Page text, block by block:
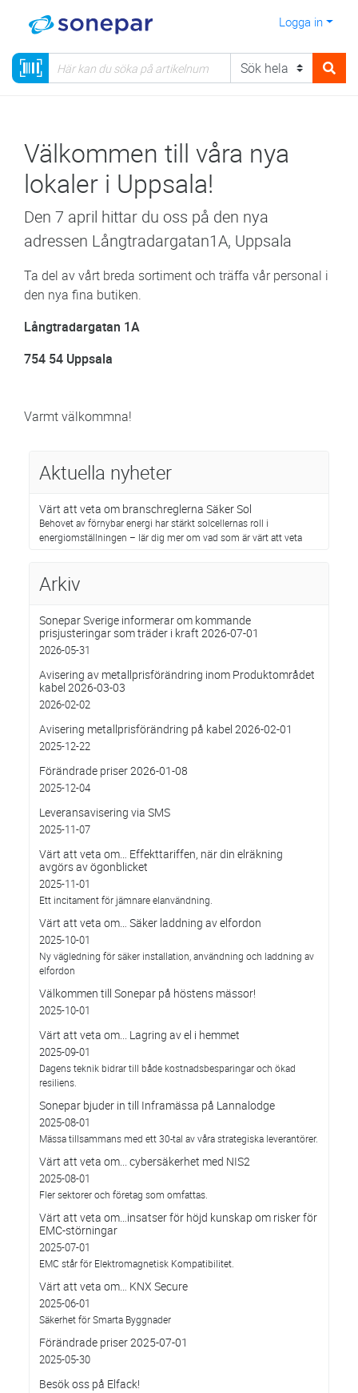
Logga in
Välkommen till våra nya
lokaler i Uppsala!
Den 7 april hittar du oss på den nya
adressen Långtradargatan1A, Uppsala
Ta del av vårt breda sortiment och träffa vår personal i
den nya fina butiken.
Långtradargatan 1A
754 54 Uppsala
Varmt välkommna!
Aktuella nyheter
Värt att veta om branschreglerna Säker Sol
Behovet av förnybar energi har stärkt solcellernas roll i
energiomställningen – lär dig mer om vad som är värt att veta
Arkiv
Sonepar Sverige informerar om kommande
prisjusteringar som träder i kraft 2026-07-01
2026-05-31
Avisering av metallprisförändring inom Produktområdet
kabel 2026-03-03
2026-02-02
Avisering metallprisförändring på kabel 2026-02-01
2025-12-22
Förändrade priser 2026-01-08
2025-12-04
Leveransavisering via SMS
2025-11-07
Värt att veta om… Effekttariffen, när din elräkning
avgörs av ögonblicket
2025-11-01
Ett incitament för jämnare elanvändning.
Värt att veta om… Säker laddning av elfordon
2025-10-01
Ny vägledning för säker installation, användning och laddning av
elfordon
Välkommen till Sonepar på höstens mässor!
2025-10-01
Värt att veta om... Lagring av el i hemmet
2025-09-01
Dagens teknik bidrar till både kostnadsbesparingar och ökad
resiliens.
Sonepar bjuder in till Inframässa på Lannalodge
2025-08-01
Mässa tillsammans med ett 30-tal av våra strategiska leverantörer.
Värt att veta om... cybersäkerhet med NIS2
2025-08-01
Fler sektorer och företag som omfattas.
Värt att veta om…insatser för höjd kunskap om risker för
EMC-störningar
2025-07-01
EMC står för Elektromagnetisk Kompatibilitet.
Värt att veta om… KNX Secure
2025-06-01
Säkerhet för Smarta Byggnader
Förändrade priser 2025-07-01
2025-05-30
Besök oss på Elfack!